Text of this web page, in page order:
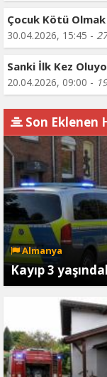
Çocuk Kötü
30.04.2026, 15:45 -
Sanki İlk Kez
20.04.2026, 09:00 -
Son Eklenen
Almanya
Kayıp 3